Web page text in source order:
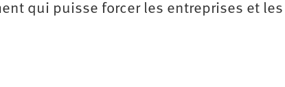
qui puisse forcer les entreprises et les